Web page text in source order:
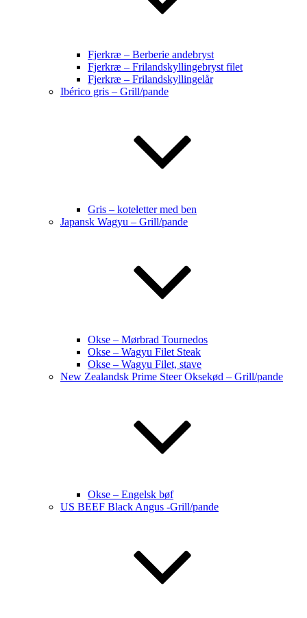
Fjerkræ – Berberie andebryst
Fjerkræ – Frilandskyllingebryst filet
Fjerkræ – Frilandskyllingelår
Ibérico gris – Grill/pande
Gris – koteletter med ben
Japansk Wagyu – Grill/pande
Okse – Mørbrad Tournedos
Okse – Wagyu Filet Steak
Okse – Wagyu Filet, stave
New Zealandsk Prime Steer Oksekød – Grill/pande
Okse – Engelsk bøf
US BEEF Black Angus -Grill/pande